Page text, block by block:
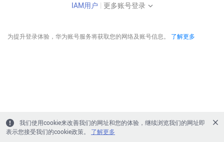
IAM用户 | 更多账号登录
为提升登录体验，华为账号服务将获取您的网络及账号信息。 了解更多
我们使用cookie来改善我们的网址和您的体验，继续浏览我们的网址即
表示您接受我们的cookie政策。
了解更多